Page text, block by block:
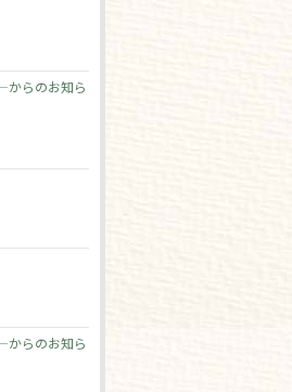
からのお知ら
からのお知ら